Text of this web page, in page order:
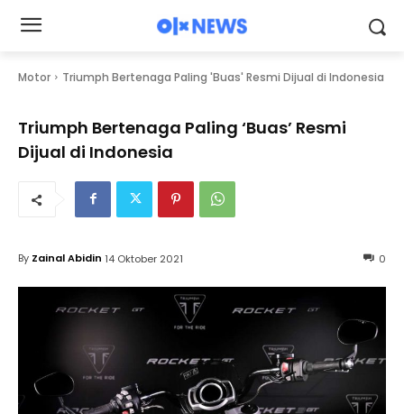
Motor Triumph Bertenaga Paling 'Buas' Resmi Dijual di Indonesia
Triumph Bertenaga Paling ‘Buas’ Resmi
Dijual di Indonesia
0
By Zainal Abidin 14 Oktober 2021